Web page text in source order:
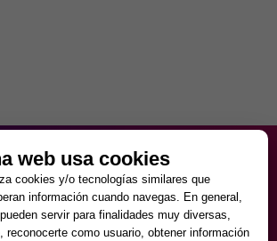
de Lunes a Viernes
9:30 - 20:00
Sábados
- 14:00 y 17:00 - 20:00
Domingos cerrado.
web usa cookies
cookies y/o tecnologías similares que
información cuando navegas. En general,
servir para finalidades muy diversas,
reconocerte como usuario, obtener información